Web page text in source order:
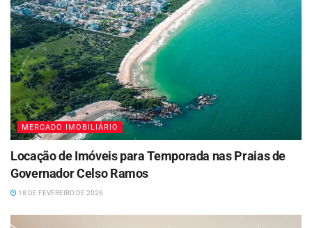
MERCADO IMOBILIÁRIO
Locação de Imóveis para Temporada nas Praias de
Governador Celso Ramos
18 DE FEVEREIRO DE 2026